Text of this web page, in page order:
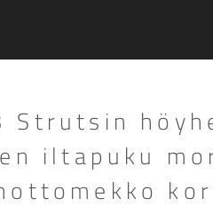
Strutsin
iltapuku